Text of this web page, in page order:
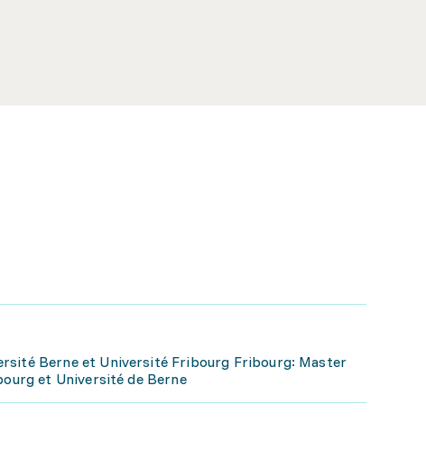
Berne et Université Fribourg Fribourg: Master
et Université de Berne